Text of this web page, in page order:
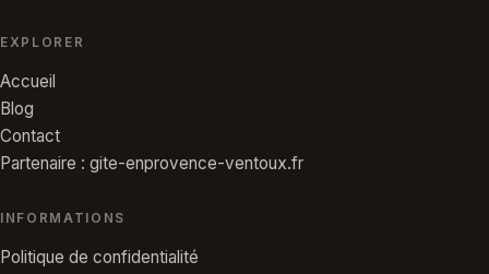
EXPLORER
Accueil
Blog
Contact
Partenaire : gite-enprovence-ventoux.fr
INFORMATIONS
Politique de confidentialité